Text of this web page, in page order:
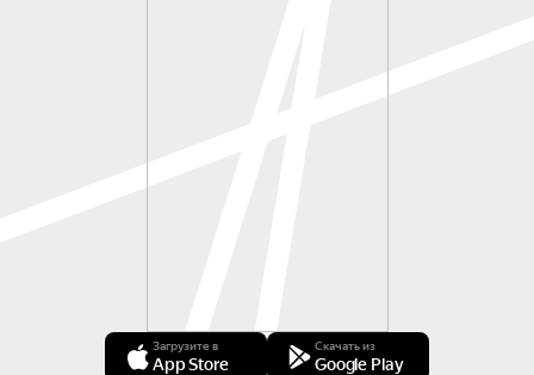
Загрузите в
App Store
Скачать из
Google Play